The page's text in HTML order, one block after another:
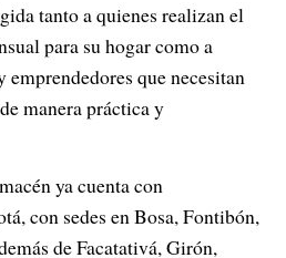
tanto a quienes realizan el
para su hogar como a
emprendedores que necesitan
manera práctica y
ya cuenta con
con sedes en Bosa, Fontibón,
de Facatativá, Girón,